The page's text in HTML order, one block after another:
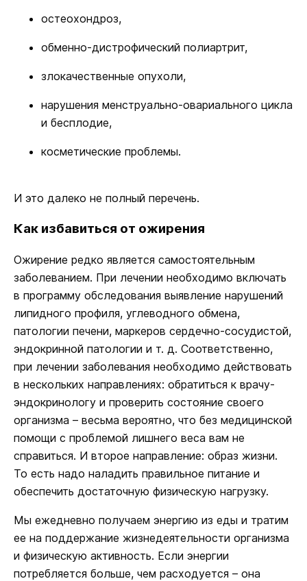
остеохондроз,
обменно-дистрофический полиартрит,
злокачественные опухоли,
нарушения менструально-овариального цикла
и бесплодие,
косметические проблемы.
И это далеко не полный перечень.
Как избавиться от ожирения
Ожирение редко является самостоятельным
заболеванием. При лечении необходимо включать
в программу обследования выявление нарушений
липидного профиля, углеводного обмена,
патологии печени, маркеров сердечно-сосудистой,
эндокринной патологии и т. д. Соответственно,
при лечении заболевания необходимо действовать
в нескольких направлениях: обратиться к врачу-
эндокринологу и проверить состояние своего
организма – весьма вероятно, что без медицинской
помощи с проблемой лишнего веса вам не
справиться. И второе направление: образ жизни.
То есть надо наладить правильное питание и
обеспечить достаточную физическую нагрузку.
Мы ежедневно получаем энергию из еды и тратим
ее на поддержание жизнедеятельности организма
и физическую активность. Если энергии
потребляется больше, чем расходуется – она